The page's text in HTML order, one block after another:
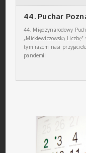
44. Puchar
44. Międzynarodowy
„Mickiewiczowską
tym razem nasi
pandemii